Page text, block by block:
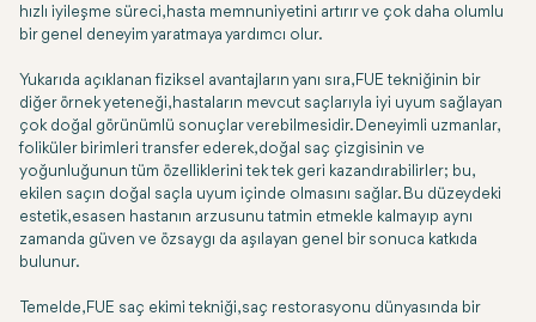
hızlı iyileşme süreci, hasta memnuniyetini artırır ve çok daha olumlu
bir genel deneyim yaratmaya yardımcı olur.
Yukarıda açıklanan fiziksel avantajların yanı sıra, FUE tekniğinin bir
diğer örnek yeteneği, hastaların mevcut saçlarıyla iyi uyum sağlayan
çok doğal görünümlü sonuçlar verebilmesidir. Deneyimli uzmanlar,
foliküler birimleri transfer ederek, doğal saç çizgisinin ve
yoğunluğunun tüm özelliklerini tek tek geri kazandırabilirler; bu,
ekilen saçın doğal saçla uyum içinde olmasını sağlar. Bu düzeydeki
estetik, esasen hastanın arzusunu tatmin etmekle kalmayıp aynı
zamanda güven ve özsaygı da aşılayan genel bir sonuca katkıda
bulunur.
Temelde, FUE saç ekimi tekniği, saç restorasyonu dünyasında bir